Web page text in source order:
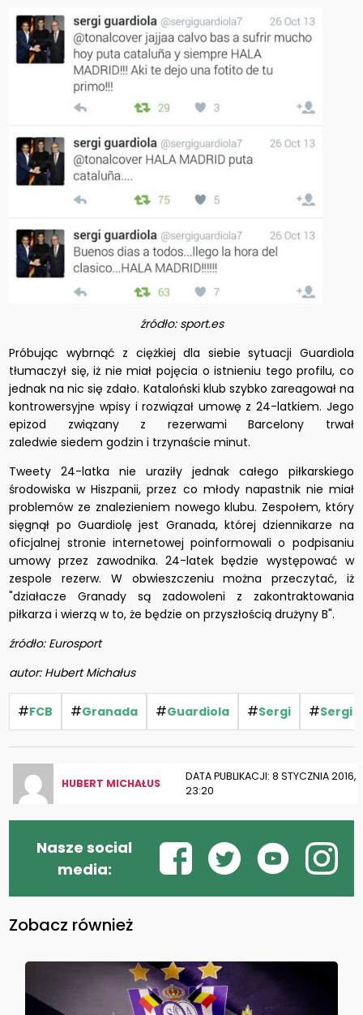
źródło: sport.es
Próbując wybrnąć z ciężkiej dla siebie sytuacji Guardiola
tłumaczył się, iż nie miał pojęcia o istnieniu tego profilu, co
jednak na nic się zdało. Kataloński klub szybko zareagował na
kontrowersyjne wpisy i rozwiązał umowę z 24-latkiem. Jego
epizod związany z rezerwami Barcelony trwał
zaledwie siedem godzin i trzynaście minut.
Tweety 24-latka nie uraziły jednak całego piłkarskiego
środowiska w Hiszpanii, przez co młody napastnik nie miał
problemów ze znalezieniem nowego klubu. Zespołem, który
sięgnął po Guardiolę jest Granada, której dziennikarze na
oficjalnej stronie internetowej poinformowali o podpisaniu
umowy przez zawodnika. 24-latek będzie występować w
zespole rezerw. W obwieszczeniu można przeczytać, iż
"działacze Granady są zadowoleni z zakontraktowania
piłkarza i wierzą w to, że będzie on przyszłością drużyny B".
źródło: Eurosport
autor: Hubert Michałus
#FCB #Granada #Guardiola #Sergi #Sergi
HUBERT MICHAŁUS
DATA PUBLIKACJI: 8 STYCZNIA 2016,
23:20
Nasze social
media:
Zobacz również